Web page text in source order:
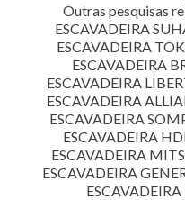
Outras pesquisas
ESCAVADEIRA
ESCAVADEIRA
ESCAVADEIRA
ESCAVADEIRA
ESCAVADEIRA
ESCAVADEIRA
ESCAVADEIRA
ESCAVADEIRA
ESCAVADEIRA